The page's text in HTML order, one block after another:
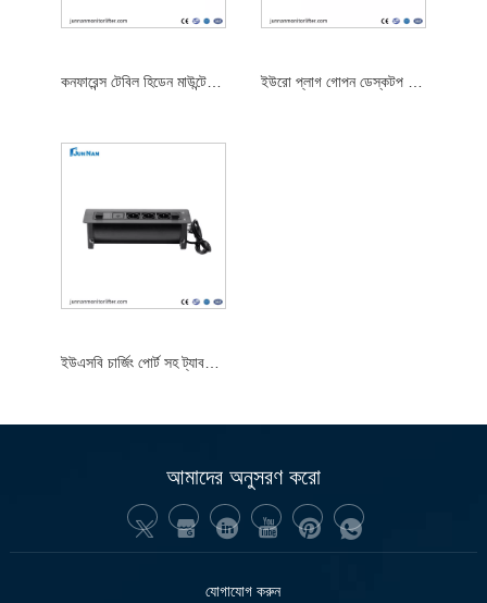
কনফারেন্স টেবিল হিডেন মাউন্টেড প্রেস পপ আপ পাওয়ার সকেট আউটলেট ইউএসবি চার্জিং সকেট ইউরো প্লাগ গোপন ডেস্কটপ সকেট USB দ্রুত চার্জিং সকেট
ইউএসবি চার্জিং পোর্ট সহ ট্যাবলেটপ পপ আপ ইউনিভার্সাল সকেট
আমাদের অনুসরণ করো
যোগাযোগ করুন